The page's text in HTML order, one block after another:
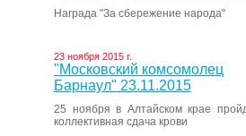
Награда "За сбережение народа"
23 ноября 2015 г.
"Московский комсомолец
Барнаул" 23.11.2015
25 ноября в Алтайском крае
коллективная сдача крови